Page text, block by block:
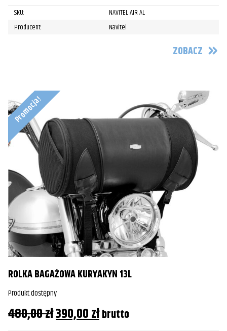
SKU:
NAVITEL AIR AL
Producent:
Navitel
ZOBACZ
Promocja!
ROLKA BAGAŻOWA KURYAKYN 13L
Produkt dostępny
480,00złPierwotna
390,00złAktualna
brutto